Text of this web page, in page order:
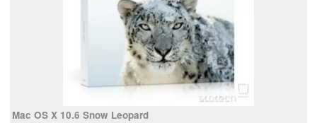
Mac OS X 10.6 Snow Leopard